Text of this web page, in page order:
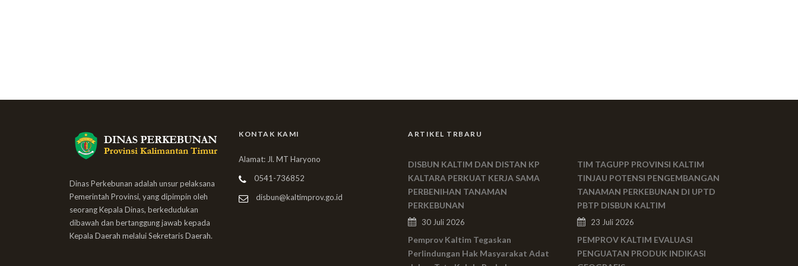
Dinas Perkebunan adalah unsur pelaksana
Pemerintah Provinsi, yang dipimpin oleh
seorang Kepala Dinas, berkedudukan
dibawah dan bertanggung jawab kepada
Kepala Daerah melalui Sekretaris Daerah.
KONTAK KAMI
Alamat: Jl. MT Haryono
0541-736852
disbun@kaltimprov.go.id
ARTIKEL TRBARU
DISBUN KALTIM DAN DISTAN KP
KALTARA PERKUAT KERJA SAMA
PERBENIHAN TANAMAN
PERKEBUNAN
30 Juli 2026
Pemprov Kaltim Tegaskan
Perlindungan Hak Masyarakat Adat
TIM TAGUPP PROVINSI KALTIM
TINJAU POTENSI PENGEMBANGAN
TANAMAN PERKEBUNAN DI UPTD
PBTP DISBUN KALTIM
23 Juli 2026
PEMPROV KALTIM EVALUASI
PENGUATAN PRODUK INDIKASI